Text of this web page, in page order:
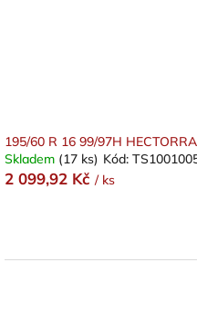
195/60 R 16 99/97H
Skladem (17 ks) Kód:
2 099,92 Kč / ks